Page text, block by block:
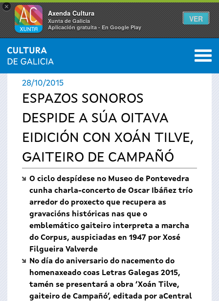
×
Axenda Cultura
Xunta de Galicia
Aplicación gratuíta - En Google Play
VER
Vostede
está
aquí
INICIO › ACTUALIDADE 0
28/10/2015
ESPAZOS SONOROS
DESPIDE A SÚA OITAVA
EIDICIÓN CON XOÁN TILVE,
GAITEIRO DE CAMPAÑÓ
O ciclo despídese no Museo de Pontevedra
cunha charla-concerto de Oscar Ibáñez trío
arredor do proxecto que recupera as
gravacións históricas nas que o
emblemático gaiteiro interpreta a marcha
do Corpus, auspiciadas en 1947 por Xosé
Filgueira Valverde
No día do aniversario do nacemento do
homenaxeado coas Letras Galegas 2015,
tamén se presentará a obra ‘Xoán Tilve,
gaiteiro de Campañó’, editada por aCentral